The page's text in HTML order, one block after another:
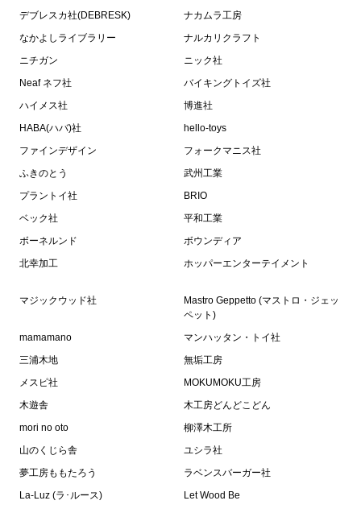
デブレスカ社(DEBRESK)
ナカムラ工房
なかよしライブラリー
ナルカリクラフト
ニチガン
ニック社
Neaf ネフ社
バイキングトイズ社
ハイメス社
博進社
HABA(ハバ)社
hello-toys
ファインデザイン
フォークマニス社
ふきのとう
武州工業
プラントイ社
BRIO
ベック社
平和工業
ボーネルンド
ボウンディア
北幸加工
ホッパーエンターテイメント
マジックウッド社
Mastro Geppetto (マストロ・ジェッ
ペット)
mamamano
マンハッタン・トイ社
三浦木地
無垢工房
メスピ社
MOKUMOKU工房
木遊舎
木工房どんどこどん
mori no oto
柳澤木工所
山のくじら舎
ユシラ社
夢工房ももたろう
ラベンスバーガー社
La-Luz (ラ･ルース)
Let Wood Be